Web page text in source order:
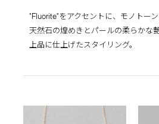
"Fluorite"をアクセントに、モノトーン
天然石の煌めきとパールの柔らかな
上品に仕上げたスタイリング。